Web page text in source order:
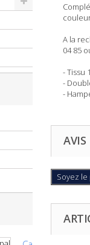
A la
04 85
- Tissu
-
-
AVIS
Soyez